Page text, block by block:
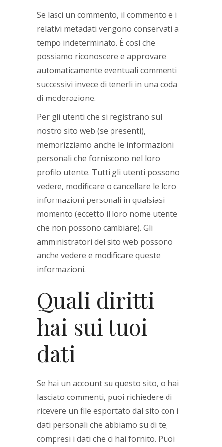
Se lasci un commento, il commento e i
relativi metadati vengono conservati a
tempo indeterminato. È così che
possiamo riconoscere e approvare
automaticamente eventuali commenti
successivi invece di tenerli in una coda
di moderazione.
Per gli utenti che si registrano sul
nostro sito web (se presenti),
memorizziamo anche le informazioni
personali che forniscono nel loro
profilo utente. Tutti gli utenti possono
vedere, modificare o cancellare le loro
informazioni personali in qualsiasi
momento (eccetto il loro nome utente
che non possono cambiare). Gli
amministratori del sito web possono
anche vedere e modificare queste
informazioni.
Quali diritti
hai sui tuoi
dati
Se hai un account su questo sito, o hai
lasciato commenti, puoi richiedere di
ricevere un file esportato dal sito con i
dati personali che abbiamo su di te,
compresi i dati che ci hai fornito. Puoi